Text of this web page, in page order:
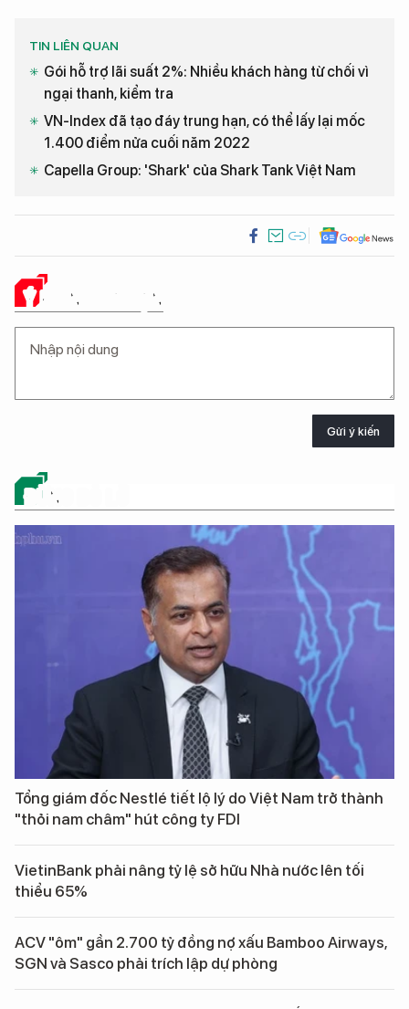
TIN LIÊN QUAN
Gói hỗ trợ lãi suất 2%: Nhiều khách hàng từ chối vì
ngại thanh, kiểm tra
VN-Index đã tạo đáy trung hạn, có thể lấy lại mốc
1.400 điểm nửa cuối năm 2022
Capella Group: 'Shark' của Shark Tank Việt Nam
Ý KIẾN CỦA BẠN
Gửi ý kiến
ĐỪNG BỎ LỠ
Tổng giám đốc Nestlé tiết lộ lý do Việt Nam trở thành
"thỏi nam châm" hút công ty FDI
VietinBank phải nâng tỷ lệ sở hữu Nhà nước lên tối
thiểu 65%
ACV "ôm" gần 2.700 tỷ đồng nợ xấu Bamboo Airways,
SGN và Sasco phải trích lập dự phòng